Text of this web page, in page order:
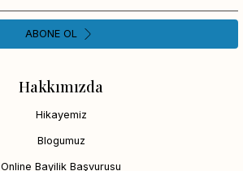
Hakkımızda
Hikayemiz
Blogumuz
Online Bayilik Başvurusu
ABONE OL